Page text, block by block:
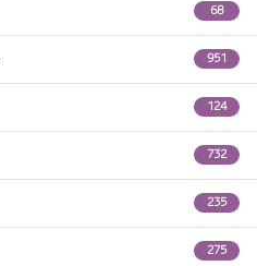
68
951
124
732
235
275